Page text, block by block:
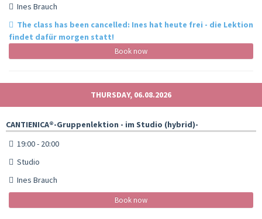
Ines Brauch
The class has been cancelled: Ines hat heute frei - die Lektion
findet dafür morgen statt!
Book now
THURSDAY, 06.08.2026
CANTIENICA®️-Gruppenlektion - im Studio (hybrid)-
19:00 - 20:00
Studio
Ines Brauch
Book now